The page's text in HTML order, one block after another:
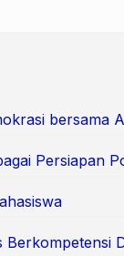
bersama
Persiapan